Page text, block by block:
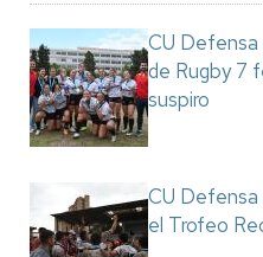
CU Defensa
de Rugby 7
suspiro
CU Defensa
el Trofeo